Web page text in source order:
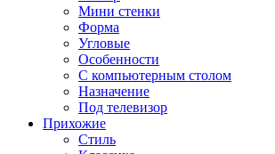
Мини стенки
Форма
Угловые
Особенности
С компьютерным столом
Назначение
Под телевизор
Прихожие
Стиль